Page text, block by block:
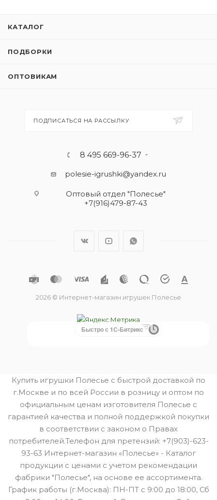
КАТАЛОГ
ПОДБОРКИ
ОПТОВИКАМ
ПОДПИСАТЬСЯ НА РАССЫЛКУ
8 495 669-96-37
polesie-igrushki@yandex.ru
Оптовый отдел "Полесье"
+7(916)479-87-43
2026 © Интернет-магазин игрушек Полесье
Быстро с 1С-Битрикс
Купить игрушки Полесье с быстрой доставкой по
г.Москве и по всей России в розницу и оптом по
официальным ценам изготовителя Полесье с
гарантией качества и полной поддержкой покупки
в соответствии с законом о Правах
потребителей.Телефон для претензий: +7(903)-623-
93-63 Интернет-магазин «Полесье» - Каталог
продукции с ценами с учетом рекомендации
фабрики "Полесье", на основе ее ассортимента.
График работы (г.Москва): ПН-ПТ с 9:00 до 18:00, Сб